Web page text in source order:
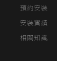
預約安裝
安裝實績
相關知識